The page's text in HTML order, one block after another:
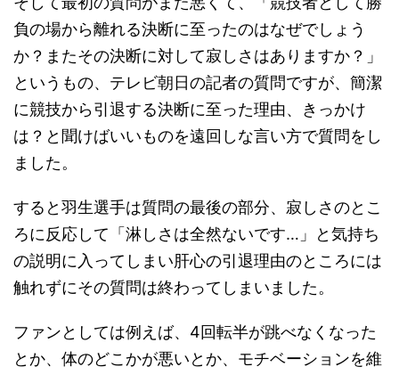
負の場から離れる決断に至ったのはなぜでしょう
か？またその決断に対して寂しさはありますか？」
というもの、テレビ朝日の記者の質問ですが、簡潔
に競技から引退する決断に至った理由、きっかけ
は？と聞けばいいものを遠回しな言い方で質問をし
ました。
すると羽生選手は質問の最後の部分、寂しさのとこ
ろに反応して「淋しさは全然ないです…」と気持ち
の説明に入ってしまい肝心の引退理由のところには
触れずにその質問は終わってしまいました。
ファンとしては例えば、4回転半が跳べなくなった
とか、体のどこかが悪いとか、モチベーションを維